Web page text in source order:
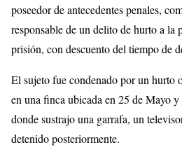
poseedor de antecedentes penales,
responsable de un delito de hurto a la
prisión, con descuento del tiempo de
El sujeto fue condenado por un hurto
en una finca ubicada en 25 de Mayo
donde sustrajo una garrafa, un
detenido posteriormente.